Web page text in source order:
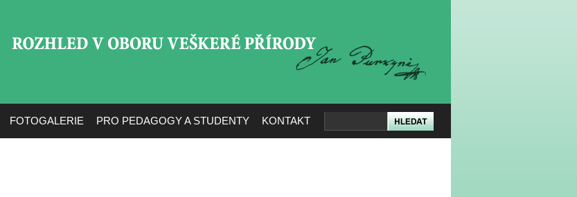
FOTOGALERIE PRO PEDAGOGY A STUDENTY KONTAKT